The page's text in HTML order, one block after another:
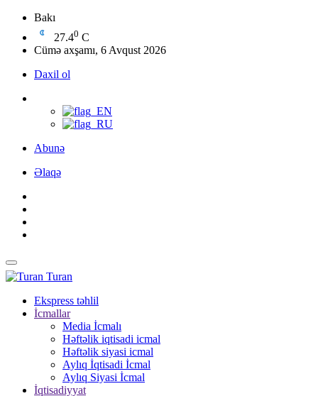
Bakı
27.40 C
Cümə axşamı, 6 Avqust 2026
Daxil ol
Abunə
Əlaqə
Turan
Ekspress təhlil
İcmallar
Media İcmalı
Həftəlik iqtisadi icmal
Həftəlik siyasi icmal
Aylıq İqtisadi İcmal
Aylıq Siyasi İcmal
İqtisadiyyat